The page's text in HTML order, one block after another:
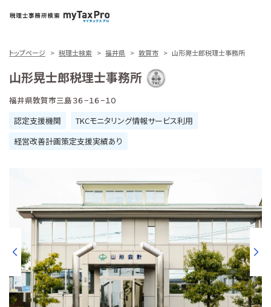
トップページ 税理士検索 福井県 敦賀市 山形晃士郎税理士事務所
山形晃士郎税理士事務所
福井県敦賀市三島３６−１６−１０
認定支援機関
TKCモニタリング情報サービス利用
経営改善計画策定支援実績あり